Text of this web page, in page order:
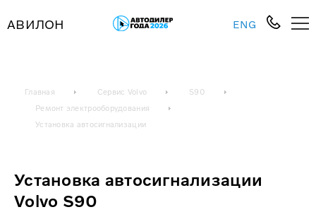
АВИЛОН ENG
Главная Сервис Volvo
S90
Ремонт электрооборудования
Установка автосигнализации
Установка автосигнализации
Volvo S90